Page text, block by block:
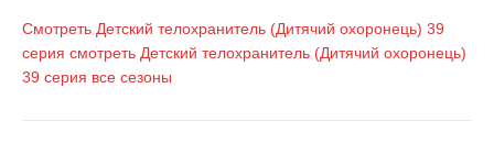
Смотреть Детский телохранитель (Дитячий охоронець) 39
серия смотреть Детский телохранитель (Дитячий охоронець)
39 серия все сезоны